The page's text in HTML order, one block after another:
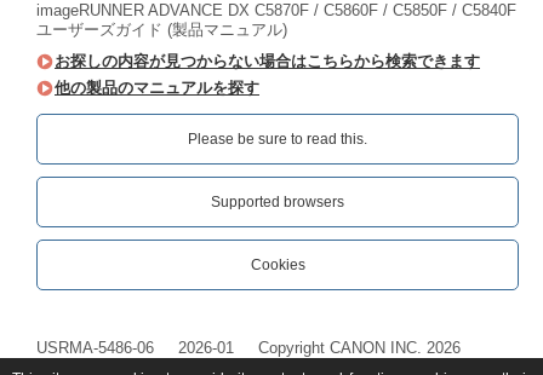
imageRUNNER ADVANCE DX C5870F / C5860F / C5850F / C5840F
ユーザーズガイド (製品マニュアル)
お探しの内容が見つからない場合はこちらから検索できます
他の製品のマニュアルを探す
Please be sure to read this.‎
Supported browsers
Cookies
USRMA-5486-06 2026-01 Copyright CANON INC. 2026